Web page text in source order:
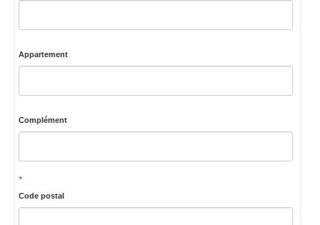
Appartement
Complément
*
Code postal